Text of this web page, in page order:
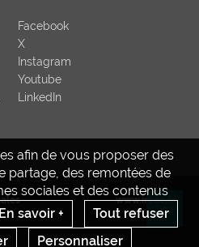
afin de vous proposer des
partage, des remontées de
sociales et des contenus
En savoir +
Tout refuser
Personnaliser
Facebook
X
Instagram
Youtube
LinkedIn
www.inrae.fr